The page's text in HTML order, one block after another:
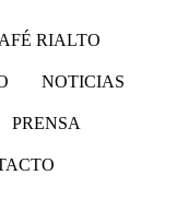
RIALTO
NOTICIAS
PRENSA